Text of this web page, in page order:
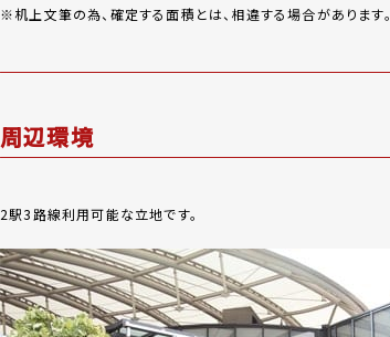
※机上文筆の為、確定する面積とは、相違する場合があります。
周辺環境
2駅3路線利用可能な立地です。